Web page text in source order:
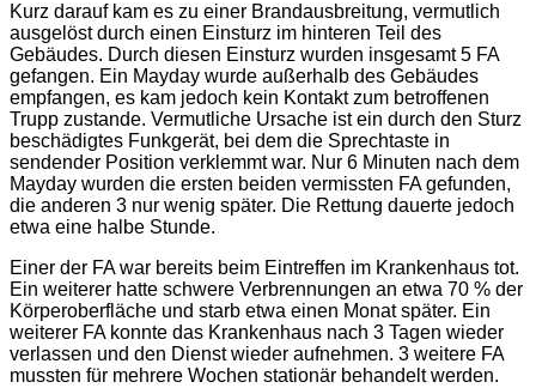
Kurz darauf kam es zu einer Brandausbreitung, vermutlich
ausgelöst durch einen Einsturz im hinteren Teil des
Gebäudes. Durch diesen Einsturz wurden insgesamt 5 FA
gefangen. Ein Mayday wurde außerhalb des Gebäudes
empfangen, es kam jedoch kein Kontakt zum betroffenen
Trupp zustande. Vermutliche Ursache ist ein durch den Sturz
beschädigtes Funkgerät, bei dem die Sprechtaste in
sendender Position verklemmt war. Nur 6 Minuten nach dem
Mayday wurden die ersten beiden vermissten FA gefunden,
die anderen 3 nur wenig später. Die Rettung dauerte jedoch
etwa eine halbe Stunde.
Einer der FA war bereits beim Eintreffen im Krankenhaus tot.
Ein weiterer hatte schwere Verbrennungen an etwa 70 % der
Körperoberfläche und starb etwa einen Monat später. Ein
weiterer FA konnte das Krankenhaus nach 3 Tagen wieder
verlassen und den Dienst wieder aufnehmen. 3 weitere FA
mussten für mehrere Wochen stationär behandelt werden.